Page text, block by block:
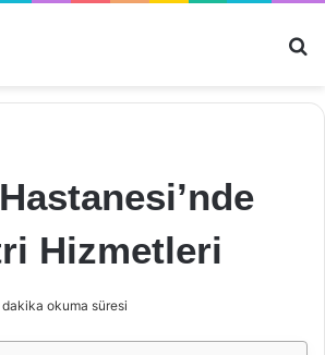
Hizmetleri
dakika okuma süresi